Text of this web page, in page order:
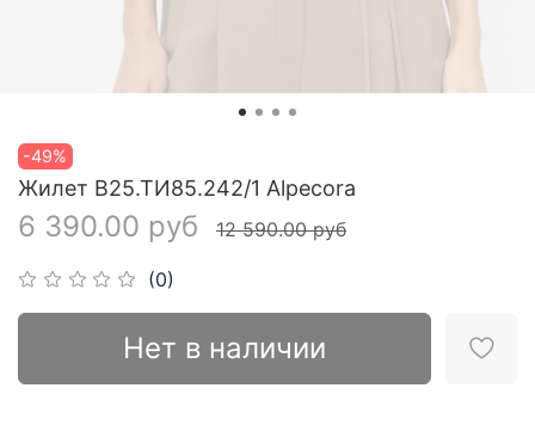
-49%
(0)
Жилет В25.ТИ85.242/1 Alpecora
6 390.00 руб 12 590.00 руб
Нет в наличии